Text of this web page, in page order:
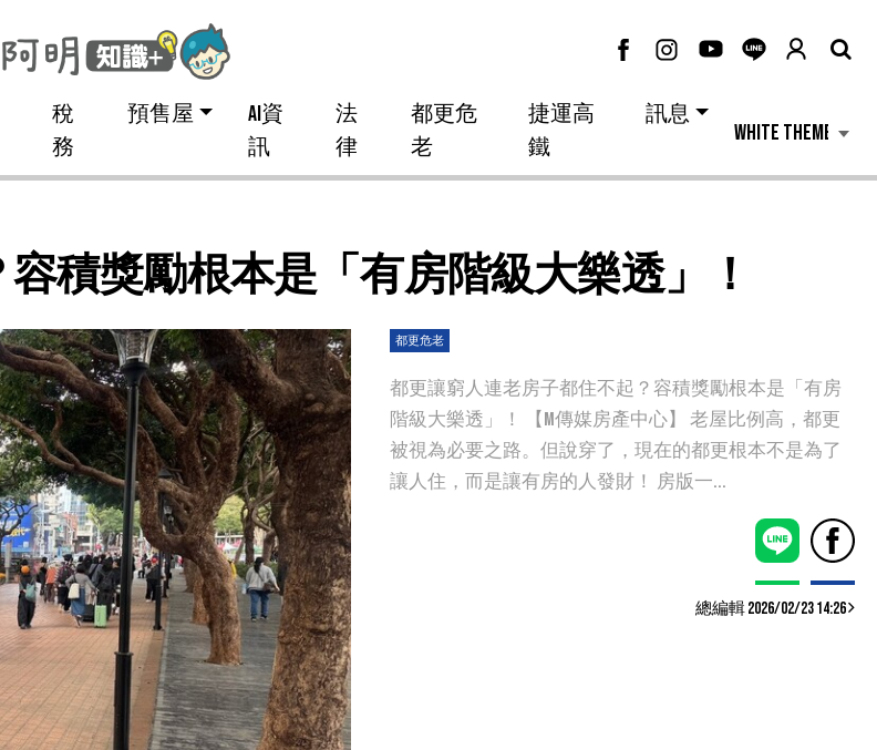
稅
務
預售屋
AI資
訊
法
律
都更危
老
捷運高
鐵
訊息
積獎勵根本是「有房階級大樂透」！
都更危老
都更讓窮人連老房子都住不起？容積獎勵根本是「有房
階級大樂透」！ 【M傳媒房產中心】 老屋比例高，都更
被視為必要之路。但說穿了，現在的都更根本不是為了
讓人住，而是讓有房的人發財！ 房版一...
總編輯 2026/02/23 14:26